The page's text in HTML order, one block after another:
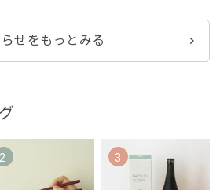
せをもっとみる
2 3